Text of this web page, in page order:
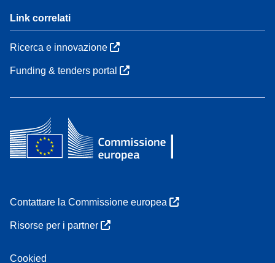
Link correlati
Ricerca e innovazione
Funding & tenders portal
Contattare la Commissione europea
Risorse per i partner
Cookied